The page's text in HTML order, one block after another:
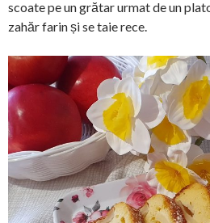
scoate pe un grătar urmat de un
zahăr farin și se taie rece.